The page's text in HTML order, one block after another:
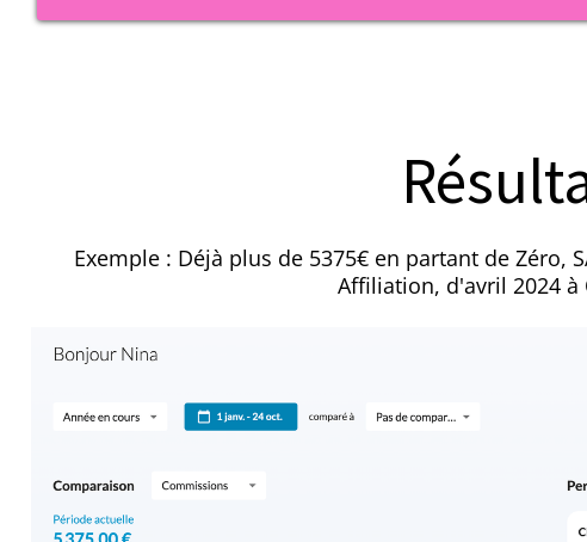
Exemple : Déjà plus de 5375€ en partant de Zéro,
Affiliation, d'avril 2024 à